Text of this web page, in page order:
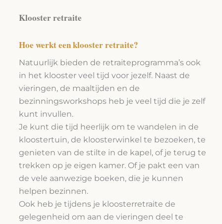
Klooster retraite
Hoe werkt een klooster retraite?
Natuurlijk bieden de retraiteprogramma’s ook
in het klooster veel tijd voor jezelf. Naast de
vieringen, de maaltijden en de
bezinningsworkshops heb je veel tijd die je zelf
kunt invullen.
Je kunt die tijd heerlijk om te wandelen in de
kloostertuin, de kloosterwinkel te bezoeken, te
genieten van de stilte in de kapel, of je terug te
trekken op je eigen kamer. Of je pakt een van
de vele aanwezige boeken, die je kunnen
helpen bezinnen.
Ook heb je tijdens je kloosterretraite de
gelegenheid om aan de vieringen deel te